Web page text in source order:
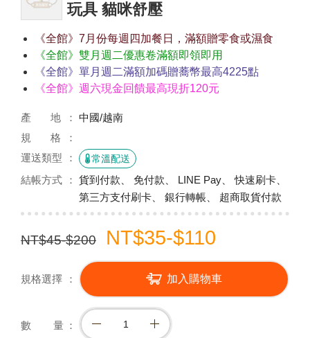
玩具 貓咪舒壓
《全館》7月份每週四加餐日，滿額贈零食或濕食
《全館》雙月週二優惠卷滿額即領即用
《全館》單月週二滿額加碼贈蕎幣最高4225點
《全館》週六現金回饋最高現折120元
產 地
中國/越南
規 格
運送類型
常溫配送
結帳方式
貨到付款、 免付款、 LINE Pay、 快速刷卡、
第三方支付刷卡、 銀行轉帳、 超商取貨付款
NT$45-$200 NT$35-$110
規格選擇 加入購物車
數 量